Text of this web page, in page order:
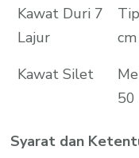
Kawat Duri 7
Lajur
cm
Kawat Silet
50
Syarat dan